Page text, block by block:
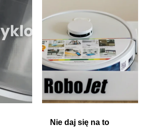
Nie daj się na to